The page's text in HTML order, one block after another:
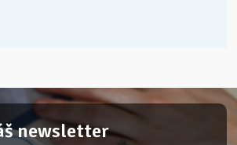
newsletter